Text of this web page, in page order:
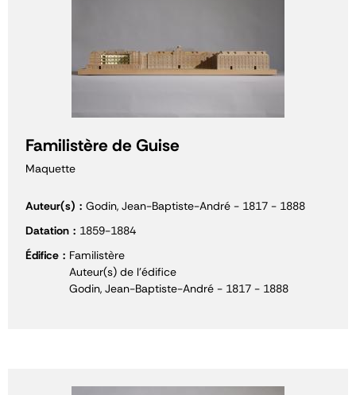
Familistère de Guise
Maquette
Auteur(s)
Godin, Jean-Baptiste-André - 1817 - 1888
Datation
1859-1884
Édifice
Familistère
Auteur(s) de l'édifice
Godin, Jean-Baptiste-André - 1817 - 1888